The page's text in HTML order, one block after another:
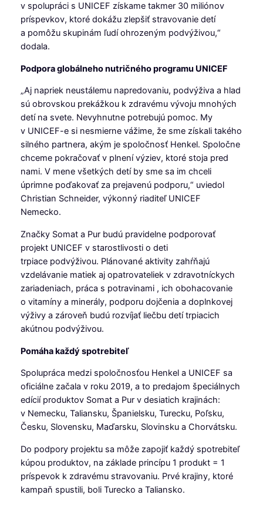
v spolupráci s UNICEF získame takmer 30 miliónov
príspevkov, ktoré dokážu zlepšiť stravovanie detí
a pomôžu skupinám ľudí ohrozeným podvýživou,“
dodala.
Podpora globálneho nutričného programu UNICEF
„Aj napriek neustálemu napredovaniu, podvýživa a hlad
sú obrovskou prekážkou k zdravému vývoju mnohých
detí na svete. Nevyhnutne potrebujú pomoc. My
v UNICEF-e si nesmierne vážime, že sme získali takého
silného partnera, akým je spoločnosť Henkel. Spoločne
chceme pokračovať v plnení výziev, ktoré stoja pred
nami. V mene všetkých detí by sme sa im chceli
úprimne poďakovať za prejavenú podporu,“ uviedol
Christian Schneider, výkonný riaditeľ UNICEF
Nemecko.
Značky Somat a Pur budú pravidelne podporovať
projekt UNICEF v starostlivosti o deti
trpiace podvýživou. Plánované aktivity zahŕňajú
vzdelávanie matiek aj opatrovateliek v zdravotníckych
zariadeniach, práca s potravinami , ich obohacovanie
o vitamíny a minerály, podporu dojčenia a doplnkovej
výživy a zároveň budú rozvíjať liečbu detí trpiacich
akútnou podvýživou.
Pomáha každý spotrebiteľ
Spolupráca medzi spoločnosťou Henkel a UNICEF sa
oficiálne začala v roku 2019, a to predajom špeciálnych
edícií produktov Somat a Pur v desiatich krajinách:
v Nemecku, Taliansku, Španielsku, Turecku, Poľsku,
Česku, Slovensku, Maďarsku, Slovinsku a Chorvátsku.
Do podpory projektu sa môže zapojiť každý spotrebiteľ
kúpou produktov, na základe princípu 1 produkt = 1
príspevok k zdravému stravovaniu. Prvé krajiny, ktoré
kampaň spustili, boli Turecko a Taliansko.